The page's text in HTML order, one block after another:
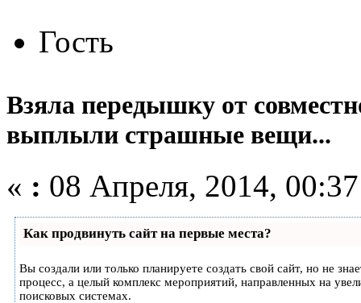
Гость
Взяла передышку от
выплыли страшные вещи...
« : 08 Апреля, 2014,
Как продвинуть сайт на первые места?
Вы создали или только планируете создать свой сайт, но не
процесс, а целый комплекс мероприятий, направленных на
поисковых системах.